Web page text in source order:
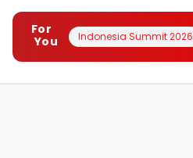
For
You
Indonesia Summit 2026